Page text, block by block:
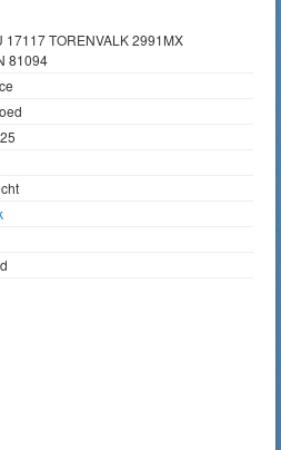
17117 TORENVALK 2991MX
81094